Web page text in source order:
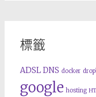
標籤
ADSL DNS docker
google hosting